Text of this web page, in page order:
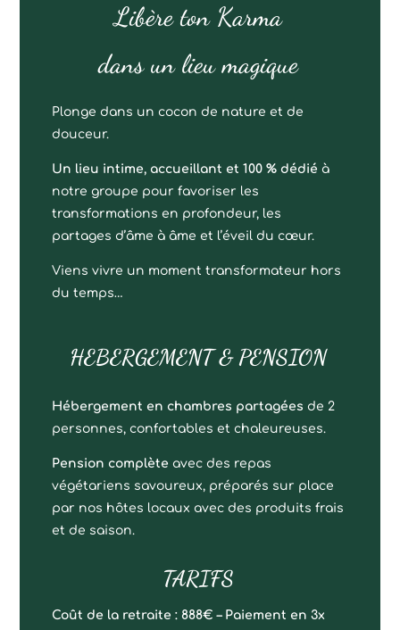
Libère ton Karma
dans un lieu magique
Plonge dans un cocon de nature et de
douceur.
Un lieu intime, accueillant et 100 % dédié à
notre groupe pour favoriser les
transformations en profondeur, les
partages d’âme à âme et l’éveil du cœur.
Viens vivre un moment transformateur hors
du temps…
HEBERGEMENT & PENSION
Hébergement en chambres partagées de 2
personnes, confortables et chaleureuses.
Pension complète avec des repas
végétariens savoureux, préparés sur place
par nos hôtes locaux avec des produits frais
et de saison.
TARIFS
Coût de la retraite : 888€ – Paiement en 3x